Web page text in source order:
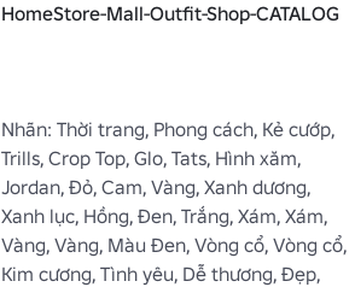
HomeStore-Mall-Outfit-Shop-CATALOG
Nhãn: Thời trang, Phong cách, Kẻ cướp,
Trills, Crop Top, Glo, Tats, Hình xăm,
Jordan, Đỏ, Cam, Vàng, Xanh dương,
Xanh lục, Hồng, Đen, Trắng, Xám, Xám,
Vàng, Vàng, Màu Đen, Vòng cổ, Vòng cổ,
Kim cương, Tình yêu, Dễ thương, Đẹp,